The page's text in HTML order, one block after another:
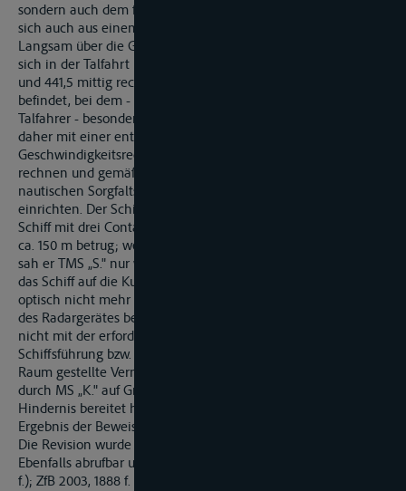
sondern auch dem folgenden Schiffsführer war bekannt, was
sich auch aus einem Hinweis im Radaratlas: „442,1 Achtung!
Langsam über die Grassteiner Schwelle fahren" ergibt, dass
sich in der Talfahrt Friedrichsaue zwischen Rhein-km 441,0
und 441,5 mittig rechtsrheinisch ein „trockenes Stück"
befindet, bei dem - insbesondere für einen voll abgeladenen
Talfahrer - besondere Vorsicht geboten ist. MS „K." musste
daher mit einer entsprechenden deutlichen
Geschwindigkeitsreduzierung des vorauslaufenden TMS „S."
rechnen und gemäß § 1.04 RhSchPVO im Rahmen der
nautischen Sorgfaltspflicht das eigene Fahrverhalten darauf
einrichten. Der Schiffsführer von MS „K." gab an, dass sein
Schiff mit drei Containern beladen war und seine Sicht voraus
ca. 150 m betrug; wegen dieses „toten Winkels" von ca. 150 m
sah er TMS „S." nur während des Überholvorgangs. Nachdem
das Schiff auf die Kurslinie eingeschwenkt war, konnte er es
optisch nicht mehr wahrnehmen, sondern musste es mit Hilfe
des Radargerätes beobachten. Dies geschah offensichtlich
nicht mit der erforderlichen Sorgfalt. Die von der
Schiffsführung bzw. den Interessenten von MS „K" in den
Raum gestellte Vermutung, dass TMS „S." vor der Anfahrung
durch MS „K." auf Grund geraten sei und deshalb ein
Hindernis bereitet habe, sieht das Berufungsgericht nach dem
Ergebnis der Beweisaufnahme als widerlegt an.
Die Revision wurde nicht zugelassen.
Ebenfalls abrufbar unter ZfB 2003 - Nr.3 (Sammlung Seite 1888
f.); ZfB 2003, 1888 f.